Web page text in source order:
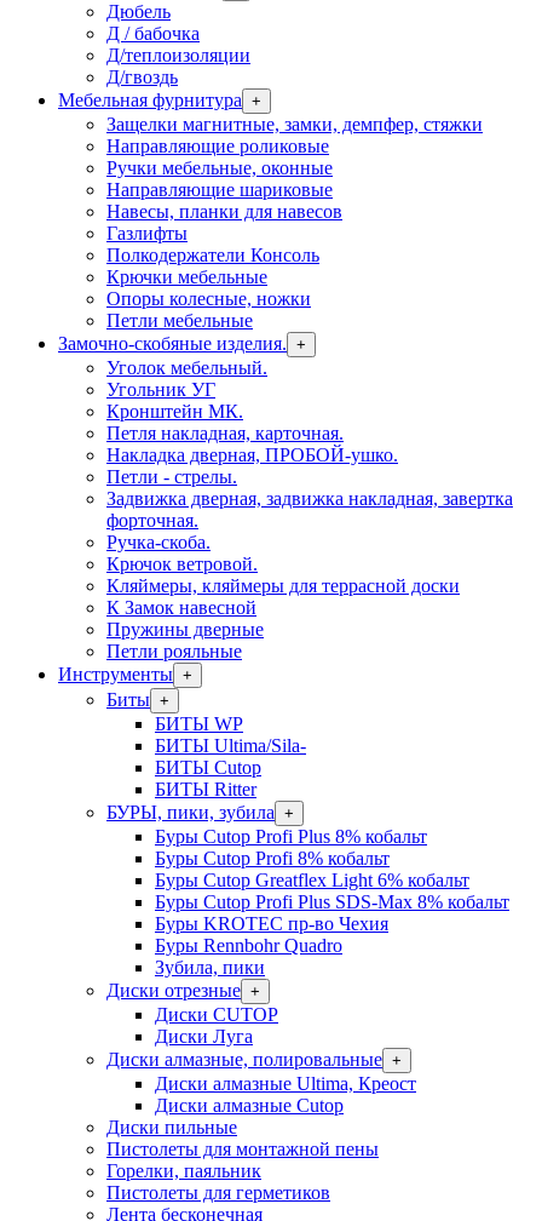
Дюбель
Д / бабочка
Д/теплоизоляции
Д/гвоздь
Мебельная фурнитура +
Защелки магнитные, замки, демпфер, стяжки
Направляющие роликовые
Ручки мебельные, оконные
Направляющие шариковые
Навесы, планки для навесов
Газлифты
Полкодержатели Консоль
Крючки мебельные
Опоры колесные, ножки
Петли мебельные
Замочно-скобяные изделия. +
Уголок мебельный.
Угольник УГ
Кронштейн МК.
Петля накладная, карточная.
Накладка дверная, ПРОБОЙ-ушко.
Петли - стрелы.
Задвижка дверная, задвижка накладная, завертка
форточная.
Ручка-скоба.
Крючок ветровой.
Кляймеры, кляймеры для террасной доски
К Замок навесной
Пружины дверные
Петли рояльные
Инструменты +
Биты +
БИТЫ WP
БИТЫ Ultima/Sila-
БИТЫ Cutop
БИТЫ Ritter
БУРЫ, пики, зубила +
Буры Cutop Profi Plus 8% кобальт
Буры Cutop Profi 8% кобальт
Буры Cutop Greatflex Light 6% кобальт
Буры Cutop Profi Plus SDS-Max 8% кобальт
Буры KROTEC пр-во Чехия
Буры Rennbohr Quadro
Зубила, пики
Диски отрезные +
Диски CUTOP
Диски Луга
Диски алмазные, полировальные +
Диски алмазные Ultima, Креост
Диски алмазные Cutop
Диски пильные
Пистолеты для монтажной пены
Горелки, паяльник
Пистолеты для герметиков
Лента бесконечная